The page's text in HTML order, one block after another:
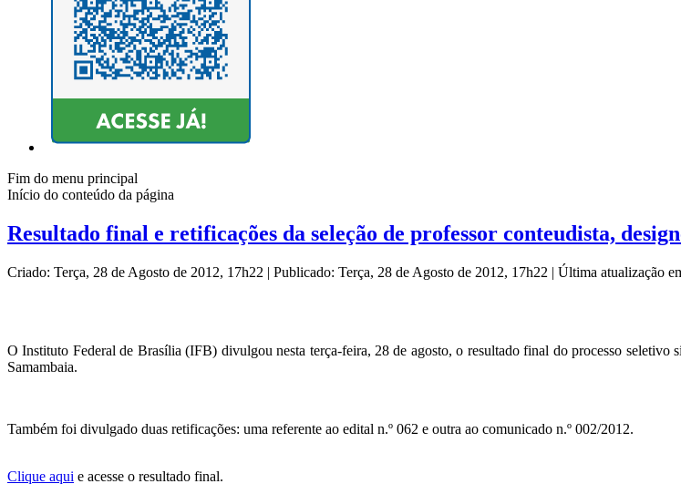
Fim do menu principal
Início do conteúdo da página
Resultado final e retificações da seleção de professor conteudista,
Criado: Terça, 28 de Agosto de 2012, 17h22 | Publicado: Terça, 28 de Agosto de 2012, 17h22 | Última atualização
O Instituto Federal de Brasília (IFB) divulgou nesta terça-feira, 28 de agosto, o resultado final do processo seletivo
Samambaia.
Também foi divulgado duas retificações: uma referente ao edital n.º 062 e outra ao comunicado n.º 002/2012.
Clique aqui e acesse o resultado final.